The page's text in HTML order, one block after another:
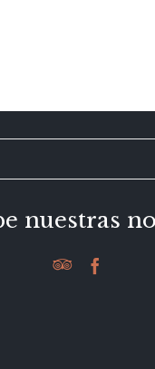
nuestras
 